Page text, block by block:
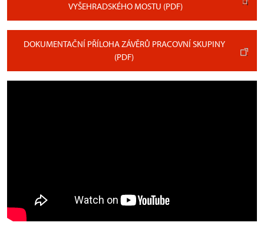
VYŠEHRADSKÉHO MOSTU (PDF)
DOKUMENTAČNÍ PŘÍLOHA ZÁVĚRŮ PRACOVNÍ SKUPINY
(PDF)